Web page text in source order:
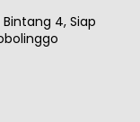
4, Siap